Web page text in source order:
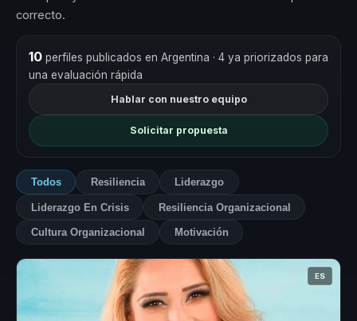
correcto.
10perfiles publicados en Argentina · 4 ya priorizados para
una evaluación rápida
Hablar con nuestro equipo
Solicitar propuesta
Todos Resiliencia Liderazgo
Liderazgo En Crisis Resiliencia Organizacional
Cultura Organizacional Motivación
ES